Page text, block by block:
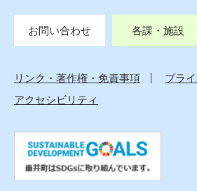
お問い合わせ 各課・施設
リンク・著作権・免責事項
プラ
アクセシビリティ